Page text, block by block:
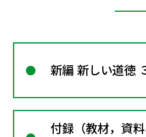
新編 新しい道徳
付録（教材，資